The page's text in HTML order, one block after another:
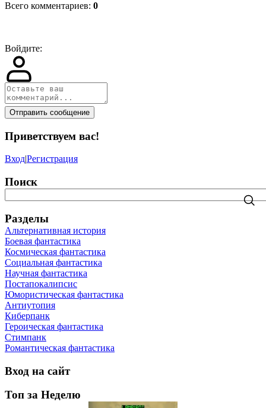
Всего комментариев: 0
Войдите:
Отправить сообщение
Приветствуем вас!
Вход|Регистрация
Поиск
Разделы
Альтернативная история
Боевая фантастика
Космическая фантастика
Социальная фантастика
Научная фантастика
Постапокалипсис
Юмористическая фантастика
Антиутопия
Киберпанк
Героическая фантастика
Стимпанк
Романтическая фантастика
Вход на сайт
Топ за Неделю